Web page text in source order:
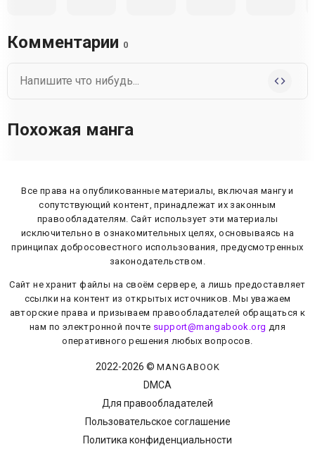
Комментарии 0
Похожая манга
Все права на опубликованные материалы, включая мангу и
сопутствующий контент, принадлежат их законным
правообладателям. Сайт использует эти материалы
исключительно в ознакомительных целях, основываясь на
принципах добросовестного использования, предусмотренных
законодательством.
Сайт не хранит файлы на своём сервере, а лишь предоставляет
ссылки на контент из открытых источников. Мы уважаем
авторские права и призываем правообладателей обращаться к
нам по электронной почте support@mangabook.org для
оперативного решения любых вопросов.
2022-2026 © MANGABOOK
DMCA
Для правообладателей
Пользовательское соглашение
Политика конфиденциальности